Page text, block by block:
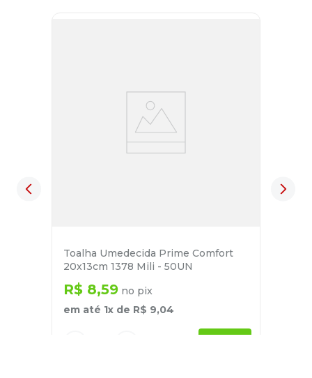
Toalha Umedecida Prime Comfort
20x13cm 1378 Mili - 50UN
R$ 8,59 no pix
em até 1x de R$ 9,04